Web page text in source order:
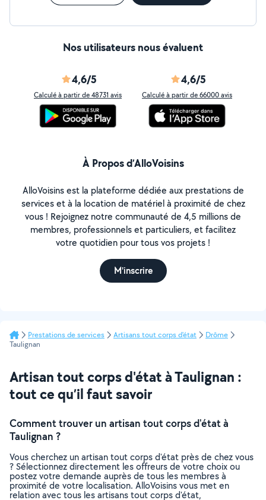
Nos utilisateurs nous évaluent
4,6/5
Calculé à partir de 48731 avis
4,6/5
Calculé à partir de 66000 avis
À Propos d’AlloVoisins
AlloVoisins est la plateforme dédiée aux prestations de
services et à la location de matériel à proximité de chez
vous ! Rejoignez notre communauté de 4,5 millions de
membres, professionnels et particuliers, et facilitez
votre quotidien pour tous vos projets !
M'inscrire
Prestations de services Artisans tout corps d'état
Drôme
Taulignan
Artisan tout corps d'état à Taulignan :
tout ce qu’il faut savoir
Comment trouver un artisan tout corps d'état à
Taulignan ?
Vous cherchez un artisan tout corps d'état près de chez vous
? Sélectionnez directement les offreurs de votre choix ou
postez votre demande auprès de tous les membres à
proximité de votre localisation. AlloVoisins vous met en
relation avec tous les artisans tout corps d'état,